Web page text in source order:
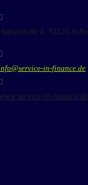
8, 91126
in-finance.de
in-finance.de